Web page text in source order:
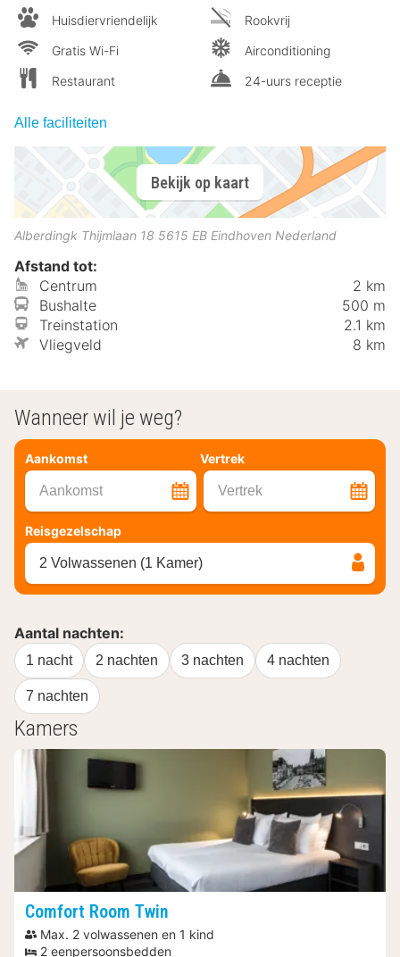
Huisdiervriendelijk
Gratis Wi-Fi
Restaurant
Rookvrij
Airconditioning
24-uurs receptie
Alle faciliteiten
Bekijk op kaart
Alberdingk Thijmlaan 18 5615 EB Eindhoven Nederland
Afstand tot:
Centrum
2 km
Bushalte
500 m
Treinstation
2.1 km
Vliegveld
8 km
Wanneer wil je weg?
Aankomst Vertrek
Aankomst Vertrek
Reisgezelschap
2 Volwassenen (1 Kamer)
Aantal nachten:
1 nacht 2 nachten 3 nachten 4 nachten
7 nachten
Kamers
Comfort Room Twin
Max. 2 volwassenen en 1 kind
2 eenpersoonsbedden